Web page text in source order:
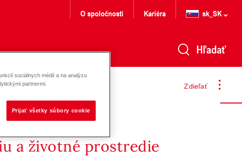
O spoločnosti Kariéra sk_SK
Hľadať
Zdieľať
a životné prostredie
sociálnych médií a na analýzu
partnermi.
Prijať všetky súbory cookie